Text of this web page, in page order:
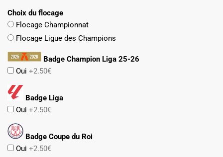
Choix du flocage
Flocage Championnat
Flocage Ligue des Champions
Badge Champion Liga 25-26
Oui +2.50€
Badge Liga
Oui +2.50€
Badge Coupe du Roi
Oui +2.50€